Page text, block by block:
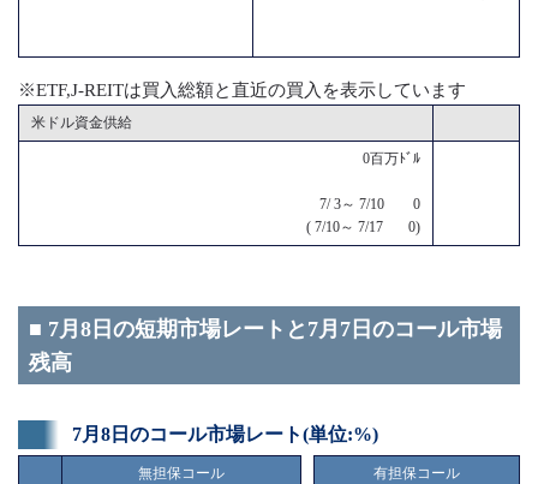
※ETF,J-REITは買入総額と直近の買入を表示しています
米ドル資金供給
0百万ﾄﾞﾙ
7/ 3～ 7/10 0
( 7/10～ 7/17 0)
■ 7月8日の短期市場レートと7月7日のコール市場
残高
7月8日のコール市場レート(単位:%)
無担保コール 有担保コール